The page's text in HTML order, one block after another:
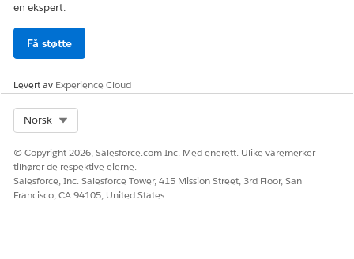
Nytt arbeid sendes til IT-teamet i deres primære
kommunikasjonsverktøy. De er umiddelbart klar over nye
tildelinger og nødvendige handlinger uten å måtte sjekke
billettildeling og agenthandling.
en ekspert.
Få støtte
Levert av Experience Cloud
Norsk
© Copyright 2026, Salesforce.com Inc. Med enerett. Ulike varemerker
tilhører de respektive eierne.
Salesforce, Inc. Salesforce Tower, 415 Mission Street, 3rd Floor, San
Francisco, CA 94105, United States